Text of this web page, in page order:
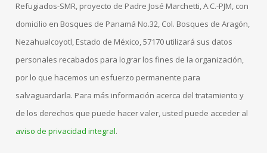
Refugiados-SMR, proyecto de Padre José Marchetti, A.C.-PJM, con
domicilio en Bosques de Panamá No.32, Col. Bosques de Aragón,
Nezahualcoyotl, Estado de México, 57170 utilizará sus datos
personales recabados para lograr los fines de la organización,
por lo que hacemos un esfuerzo permanente para
salvaguardarla. Para más información acerca del tratamiento y
de los derechos que puede hacer valer, usted puede acceder al
aviso de privacidad integral.